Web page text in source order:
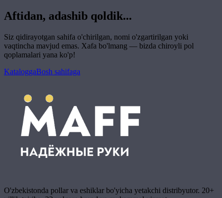
Aftidan, adashib qoldik...
Siz qidirayotgan sahifa o'chirilgan, nomi o'zgartirilgan yoki
vaqtincha mavjud emas. Xafa bo'lmang — bizda chiroyli pol
qoplamalari yana ko'p!
KataloggaBosh sahifaga
O'zbekistonda pollar va eshiklar bo'yicha yetakchi distribyutor. 20+